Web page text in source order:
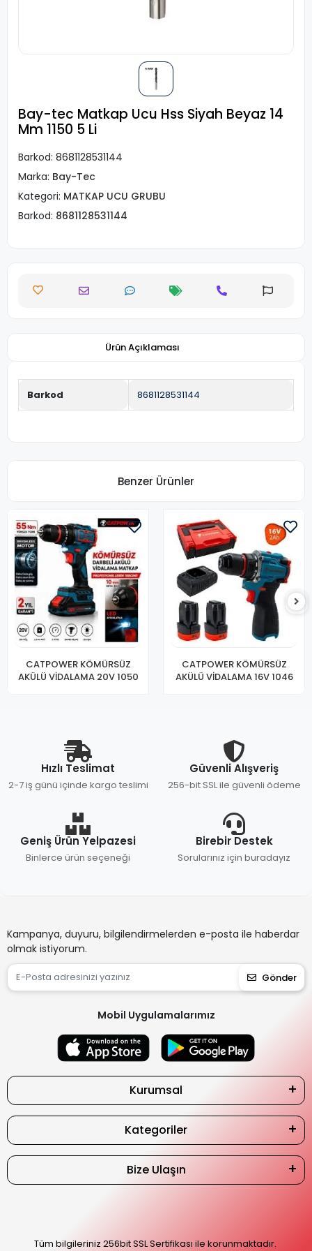
Bay-tec Matkap Ucu Hss Siyah Beyaz 14
Mm 1150 5 Li
Barkod: 8681128531144
Marka: Bay-Tec
Kategori: MATKAP UCU GRUBU
Barkod: 8681128531144
Ürün Açıklaması
Barkod 8681128531144
Benzer Ürünler
CATPOWER KÖMÜRSÜZ
AKÜLÜ VİDALAMA 20V 1050
CATPOWER KÖMÜRSÜZ
AKÜLÜ VİDALAMA 16V 1046
Hızlı Teslimat
2-7 iş günü içinde kargo teslimi
Güvenli Alışveriş
256-bit SSL ile güvenli ödeme
Geniş Ürün Yelpazesi
Binlerce ürün seçeneği
Birebir Destek
Sorularınız için buradayız
Kampanya, duyuru, bilgilendirmelerden e-posta ile haberdar
olmak istiyorum.
Gönder
Mobil Uygulamalarımız
Kurumsal
Kategoriler
Bize Ulaşın
Tüm bilgileriniz 256bit SSL Sertifikası ile korunmaktadır.